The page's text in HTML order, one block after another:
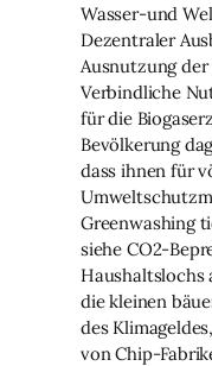
Wasser-und
Dezentraler
Ausnutzung
Verbindliche
für die
Bevölkerung
dass ihnen für
Greenwashing
siehe CO2-
Haushaltslochs
die kleinen
des
von Chip-